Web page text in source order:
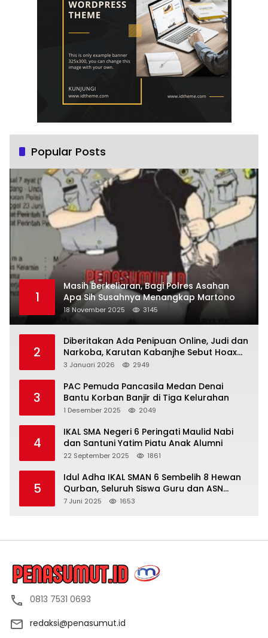
Popular Posts
1
Masih Berkeliaran, Bagi Polres Asahan
Apa Sih Susahnya Menangkap Martono
18 November 2025 3145
2
Diberitakan Ada Penipuan Online, Judi dan
Narkoba, Karutan Kabanjhe Sebut Hoax
dan Berita Tak Beryanggungjawab
3 Januari 2026 2949
3
PAC Pemuda Pancasila Medan Denai
Bantu Korban Banjir di Tiga Kelurahan
1 Desember 2025 2049
4
IKAL SMA Negeri 6 Peringati Maulid Nabi
dan Santuni Yatim Piatu Anak Alumni
22 September 2025 1861
5
Idul Adha IKAL SMAN 6 Sembelih 8 Hewan
Qurban, Seluruh Siswa Guru dan ASN
Dapat Daging
7 Juni 2025 1653
0813 7531 0693
redaksi@penasumut.id